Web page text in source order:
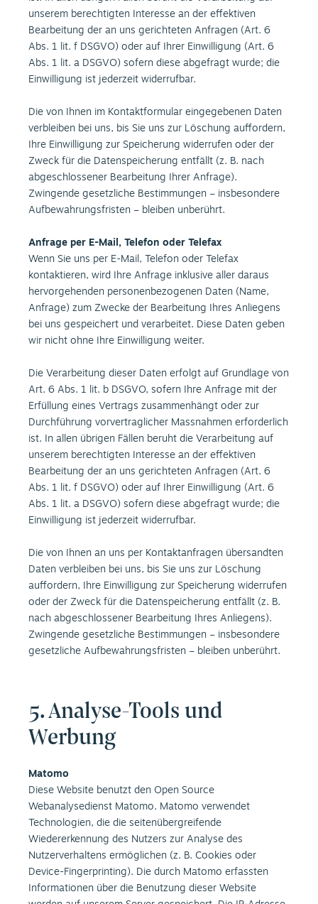
unserem berechtigten Interesse an der effektiven
Bearbeitung der an uns gerichteten Anfragen (Art. 6
Abs. 1 lit. f DSGVO) oder auf Ihrer Einwilligung (Art. 6
Abs. 1 lit. a DSGVO) sofern diese abgefragt wurde; die
Einwilligung ist jederzeit widerrufbar.
Die von Ihnen im Kontaktformular eingegebenen Daten
verbleiben bei uns, bis Sie uns zur Löschung auffordern,
Ihre Einwilligung zur Speicherung widerrufen oder der
Zweck für die Datenspeicherung entfällt (z. B. nach
abgeschlossener Bearbeitung Ihrer Anfrage).
Zwingende gesetzliche Bestimmungen – insbesondere
Aufbewahrungsfristen – bleiben unberührt.
Anfrage per E-Mail, Telefon oder Telefax
Wenn Sie uns per E-Mail, Telefon oder Telefax
kontaktieren, wird Ihre Anfrage inklusive aller daraus
hervorgehenden personenbezogenen Daten (Name,
Anfrage) zum Zwecke der Bearbeitung Ihres Anliegens
bei uns gespeichert und verarbeitet. Diese Daten geben
wir nicht ohne Ihre Einwilligung weiter.
Die Verarbeitung dieser Daten erfolgt auf Grundlage von
Art. 6 Abs. 1 lit. b DSGVO, sofern Ihre Anfrage mit der
Erfüllung eines Vertrags zusammenhängt oder zur
Durchführung vorvertraglicher Massnahmen erforderlich
ist. In allen übrigen Fällen beruht die Verarbeitung auf
unserem berechtigten Interesse an der effektiven
Bearbeitung der an uns gerichteten Anfragen (Art. 6
Abs. 1 lit. f DSGVO) oder auf Ihrer Einwilligung (Art. 6
Abs. 1 lit. a DSGVO) sofern diese abgefragt wurde; die
Einwilligung ist jederzeit widerrufbar.
Die von Ihnen an uns per Kontaktanfragen übersandten
Daten verbleiben bei uns, bis Sie uns zur Löschung
auffordern, Ihre Einwilligung zur Speicherung widerrufen
oder der Zweck für die Datenspeicherung entfällt (z. B.
nach abgeschlossener Bearbeitung Ihres Anliegens).
Zwingende gesetzliche Bestimmungen – insbesondere
gesetzliche Aufbewahrungsfristen – bleiben unberührt.
5. Analyse-Tools und
Werbung
Matomo
Diese Website benutzt den Open Source
Webanalysedienst Matomo. Matomo verwendet
Technologien, die die seitenübergreifende
Wiedererkennung des Nutzers zur Analyse des
Nutzerverhaltens ermöglichen (z. B. Cookies oder
Device-Fingerprinting). Die durch Matomo erfassten
Informationen über die Benutzung dieser Website